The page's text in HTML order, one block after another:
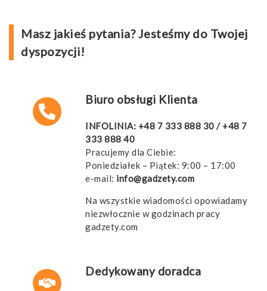
Masz jakieś pytania? Jesteśmy do Twojej
dyspozycji!
Biuro obsługi Klienta
INFOLINIA: +48 7 333 888 30 / +48 7
333 888 40
Pracujemy dla Ciebie:
Poniedziałek – Piątek: 9:00 – 17:00
e-mail: info@gadzety.com
Na wszystkie wiadomości opowiadamy
niezwłocznie w godzinach pracy
gadzety.com
Dedykowany doradca